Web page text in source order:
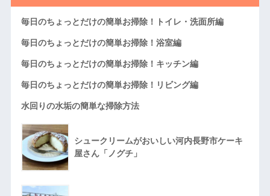
毎日のちょっとだけの簡単お掃除！トイレ・洗面所編
毎日のちょっとだけの簡単お掃除！浴室編
毎日のちょっとだけの簡単お掃除！キッチン編
毎日のちょっとだけの簡単お掃除！リビング編
水回りの水垢の簡単な掃除方法
シュークリームがおいしい河内長野市ケーキ
屋さん「ノグチ」